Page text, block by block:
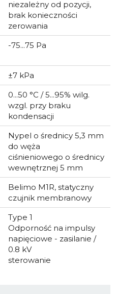
niezależny od pozycji,
brak konieczności
zerowania
-75...75 Pa
±7 kPa
0...50 °C / 5...95% wilg.
wzgl. przy braku
kondensacji
Nypel o średnicy 5,3 mm
do węża
ciśnieniowego o średnicy
wewnętrznej 5 mm
Belimo M1R, statyczny
czujnik membranowy
Type 1
Odporność na impulsy
napięciowe - zasilanie /
0.8 kV
sterowanie